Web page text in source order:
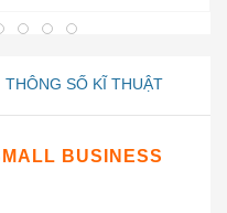
THÔNG SỐ KĨ THUẬT
BUSINESS